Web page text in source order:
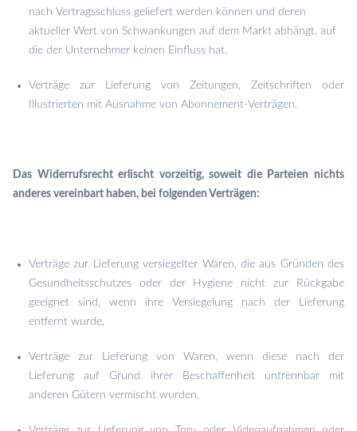
nach Vertragsschluss geliefert werden können und deren
aktueller Wert von Schwankungen auf dem Markt abhängt, auf
die der Unternehmer keinen Einfluss hat,
Verträge zur Lieferung von Zeitungen, Zeitschriften oder
Illustrierten mit Ausnahme von Abonnement-Verträgen.
Das Widerrufsrecht erlischt vorzeitig, soweit die Parteien nichts
anderes vereinbart haben, bei folgenden Verträgen:
Verträge zur Lieferung versiegelter Waren, die aus Gründen des
Gesundheitsschutzes oder der Hygiene nicht zur Rückgabe
geeignet sind, wenn ihre Versiegelung nach der Lieferung
entfernt wurde,
Verträge zur Lieferung von Waren, wenn diese nach der
Lieferung auf Grund ihrer Beschaffenheit untrennbar mit
anderen Gütern vermischt wurden,